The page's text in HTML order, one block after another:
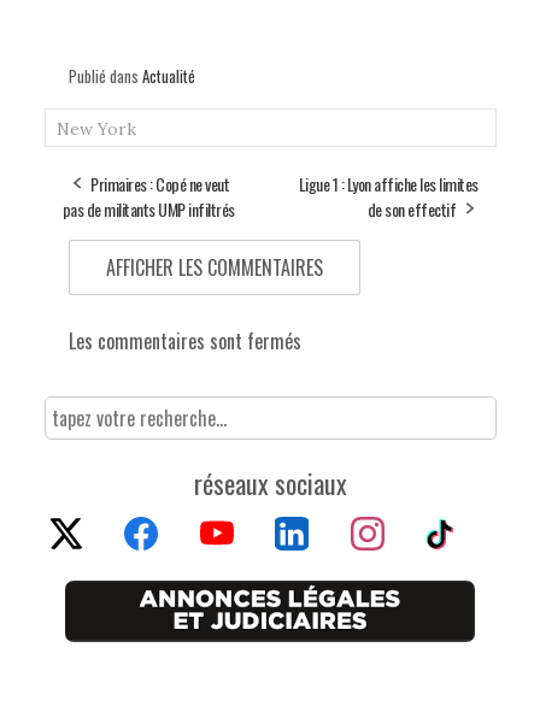
Publié dans Actualité
New York
Primaires : Copé ne veut
pas de militants UMP infiltrés
Ligue 1 : Lyon affiche les limites
de son effectif
AFFICHER LES COMMENTAIRES
Les commentaires sont fermés
réseaux sociaux